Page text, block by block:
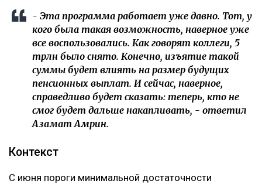
- Эта программа работает уже давно. Тот, у
кого была такая возможность, наверное уже
все воспользовались. Как говорят коллеги, 5
трлн было снято. Конечно, изъятие такой
суммы будет влиять на размер будущих
пенсионных выплат. И сейчас, наверное,
справедливо будет сказать: теперь, кто не
смог будет дальше накапливать, - ответил
Азамат Амрин.
Контекст
С июня пороги минимальной достаточности